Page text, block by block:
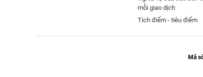
mỗi giao dịch
Tích điểm - tiêu điểm
Mã